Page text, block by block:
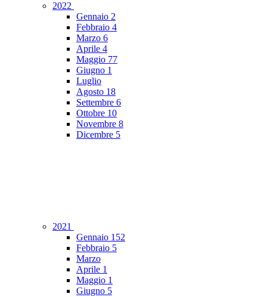
2022
Gennaio 2
Febbraio 4
Marzo 6
Aprile 4
Maggio 77
Giugno 1
Luglio
Agosto 18
Settembre 6
Ottobre 10
Novembre 8
Dicembre 5
2021
Gennaio 152
Febbraio 5
Marzo
Aprile 1
Maggio 1
Giugno 5